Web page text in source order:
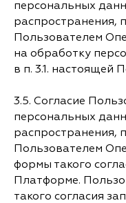
персональных
распространения,
Пользователем
на обработку
в п. 3.1. настоящей
3.5. Согласие
персональных
распространения,
Пользователем
формы такого
Платформе.
такого согласия